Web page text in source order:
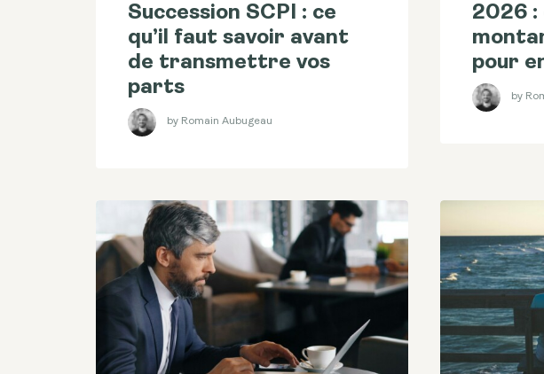
Succession SCPI : ce
qu’il faut savoir avant
de transmettre vos
parts
by Romain Aubugeau
2026 :
pour
by